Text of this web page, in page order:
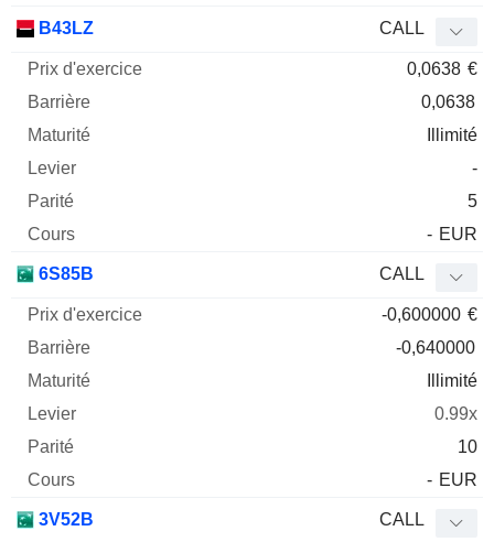
B43LZ CALL
0,0638 €
0,0638
Illimité
-
5
- EUR
6S85B CALL
-0,600000 €
-0,640000
Illimité
0.99x
10
- EUR
3V52B CALL